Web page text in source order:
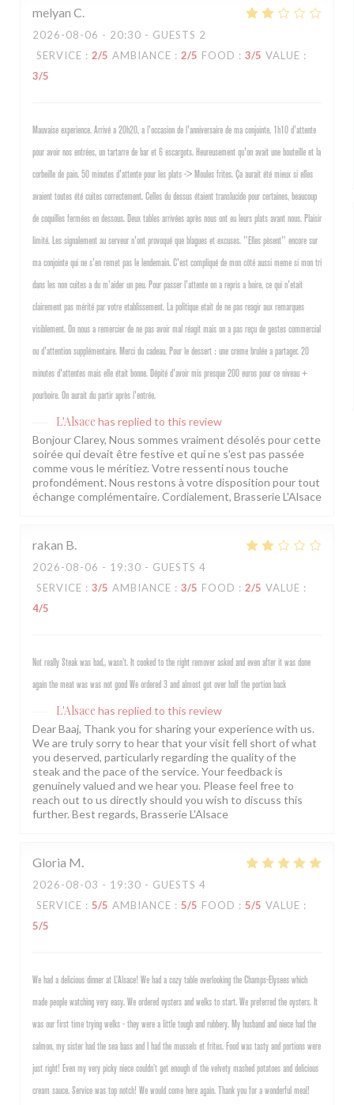
melyan C
2026-08-06 - 20:30 - GUESTS 2
SERVICE : 2/5 AMBIANCE : 2/5 FOOD : 3/5 VALUE :
3/5
Mauvaise experience. Arrivé a 20h20, a l'occasion de l'anniversaire de ma conjointe. 1h10 d'attente
pour avoir nos entrées, un tartarre de bar et 6 escargots. Heureusement qu'on avait une bouteille et la
corbeille de pain. 50 minutes d'attente pour les plats -> Moules frites. Ça aurait été mieux si elles
avaient toutes été cuites correctement. Celles du dessus étaient translucide pour certaines, beaucoup
de coquilles fermées en dessous. Deux tables arrivées après nous ont eu leurs plats avant nous. Plaisir
limité. Les signalement au serveur n'ont provoqué que blagues et excuses. "Elles pèsent" encore sur
ma conjointe qui ne s'en remet pas le lendemain. C'est compliqué de mon côté aussi meme si mon tri
dans les non cuites a du m'aider un peu. Pour passer l'attente on a repris a boire, ce qui n'etait
clairement pas mérité par votre etablissement. La politique etait de ne pas reagir aux remarques
visiblement. On nous a remercier de ne pas avoir mal réagit mais on a pas reçu de gestes commercial
ou d'attention supplémentaire. Merci du cadeau. Pour le dessert : une creme brulée a partager. 20
minutes d'attentes mais elle était bonne. Dépité d'avoir mis presque 200 euros pour ce niveau +
pourboire. On aurait du partir après l'entrée.
L'Alsace has replied to this review
Bonjour Clarey, Nous sommes vraiment désolés pour cette
soirée qui devait être festive et qui ne s'est pas passée
comme vous le méritiez. Votre ressenti nous touche
profondément. Nous restons à votre disposition pour tout
échange complémentaire. Cordialement, Brasserie L'Alsace
rakan B
2026-08-06 - 19:30 - GUESTS 4
SERVICE : 3/5 AMBIANCE : 3/5 FOOD : 2/5 VALUE :
4/5
Not really Steak was bad,, wasn’t. It cooked to the right remover asked and even after it was done
again the meat was was not good We ordered 3 and almost got over half the portion back
L'Alsace has replied to this review
Dear Baaj, Thank you for sharing your experience with us.
We are truly sorry to hear that your visit fell short of what
you deserved, particularly regarding the quality of the
steak and the pace of the service. Your feedback is
genuinely valued and we hear you. Please feel free to
reach out to us directly should you wish to discuss this
further. Best regards, Brasserie L'Alsace
Gloria M
2026-08-03 - 19:30 - GUESTS 4
SERVICE : 5/5 AMBIANCE : 5/5 FOOD : 5/5 VALUE :
5/5
We had a delicious dinner at L’Alsace! We had a cozy table overlooking the Champs-Elysees which
made people watching very easy. We ordered oysters and welks to start. We preferred the oysters. It
was our first time trying welks - they were a little tough and rubbery. My husband and niece had the
salmon, my sister had the sea bass and I had the mussels et frites. Food was tasty and portions were
just right! Even my very picky niece couldn’t get enough of the velvety mashed potatoes and delicious
cream sauce. Service was top notch! We would come here again. Thank you for a wonderful meal!